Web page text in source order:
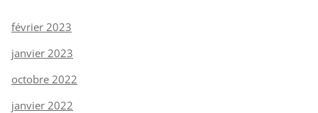
février 2023
janvier 2023
octobre 2022
janvier 2022